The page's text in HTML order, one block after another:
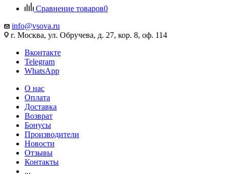
Сравнение товаров0
info@vsova.ru
г. Москва, ул. Обручева, д. 27, кор. 8, оф. 114
Вконтакте
Telegram
WhatsApp
О нас
Оплата
Доставка
Возврат
Бонусы
Производители
Новости
Отзывы
Контакты
...